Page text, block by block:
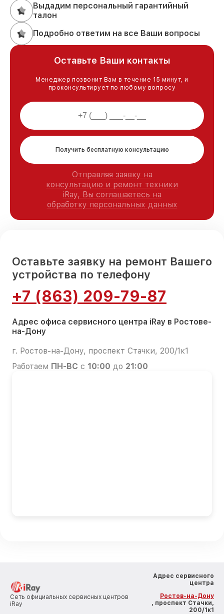
Выдадим персональный гарантийный
талон
Подробно ответим на все Ваши вопросы
Оставьте Ваши контакты
Менеджер позвонит Вам в течение 15 минут, и
проконсультирует по любому вопросу
Получить бесплатную консультацию
Отправляя заявку на
консультацию и ремонт техники
iRay, Вы соглашаетесь на
обработку персональных данных
Оставьте заявку на ремонт Вашего
устройства по телефону
+7 (863) 209-79-87
Адрес офиса сервисного центра iRay в Ростове-
на-Дону
г. Ростов-на-Дону, проспект Стачки, 200/1к1
Работаем ПН-ВС с 10:00 до 21:00
Сеть официальных сервисных центров
iRay
Адрес сервисного
центра
Ростов-на-Дону
, проспект Стачки,
200/1к1